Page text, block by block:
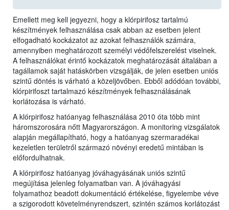
Emellett meg kell jegyezni, hogy a klórpirifosz tartalmú
készítmények felhasználása csak abban az esetben jelent
elfogadható kockázatot az azokat felhasználók számára,
amennyiben meghatározott személyi védőfelszerelést viselnek.
A felhasználókat érintő kockázatok meghatározását általában a
tagállamok saját hatáskörben vizsgálják, de jelen esetben uniós
szintű döntés is várható a közeljövőben. Ebből adódóan további,
klórpirifoszt tartalmazó készítmények felhasználásának
korlátozása is várható.
A klórpirifosz hatóanyag felhasználása 2010 óta több mint
háromszorosára nőtt Magyarországon. A monitoring vizsgálatok
alapján megállapítható, hogy a hatóanyag szermaradékai
kezeletlen területről származó növényi eredetű mintában is
előfordulhatnak.
A klórpirifosz hatóanyag jóváhagyásának uniós szintű
megújítása jelenleg folyamatban van. A jóváhagyási
folyamathoz beadott dokumentáció értékelése, figyelembe véve
a szigorodott követelményrendszert, szintén számos korlátozást